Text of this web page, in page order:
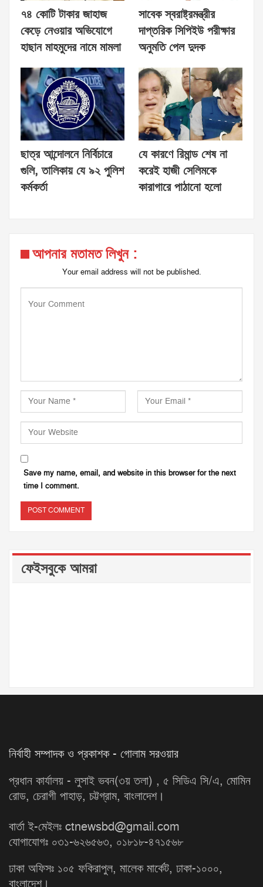
৭৪ কোটি টাকার জাহাজ
কেড়ে নেওয়ার অভিযোগে
হাছান মাহমুদের নামে মামলা
সাবেক স্বরাষ্ট্রমন্ত্রীর
দাপ্তরিক সিপিইউ পরীক্ষার
অনুমতি পেল দুদক
ছাত্র আন্দোলনে নির্বিচারে
গুলি, তালিকায় যে ৯২ পুলিশ
কর্মকর্তা
যে কারণে রিমান্ড শেষ না
করেই হাজী সেলিমকে
কারাগারে পাঠানো হলো
আপনার মতামত লিখুন :
Your email address will not be published.
Save my name, email, and website in this browser for the next
time I comment.
ফেইসবুকে আমরা
নির্বাহী সম্পাদক ও প্রকাশক - গোলাম সরওয়ার
প্রধান কার্যালয় - লুসাই ভবন(৩য় তলা) , ৫ সিডিএ সি/এ, মোমিন
রোড, চেরাগী পাহাড়, চট্টগ্রাম, বাংলাদেশ।
বার্তা ই-মেইলঃ ctnewsbd@gmail.com
যোগাযোগঃ ০৩১-৬২৬৫৬৩, ০১৮১৮-৪৭১৫৬৮
ঢাকা অফিসঃ ১০৫ ফকিরাপুল, মালেক মার্কেট, ঢাকা-১০০০,